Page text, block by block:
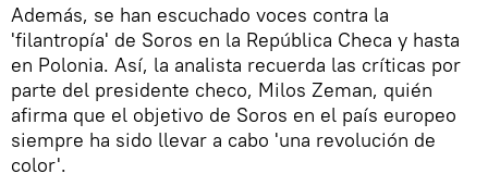
Además, se han escuchado voces contra la
'filantropía' de Soros en la República Checa y hasta
en Polonia. Así, la analista recuerda las críticas por
parte del presidente checo, Milos Zeman, quién
afirma que el objetivo de Soros en el país europeo
siempre ha sido llevar a cabo 'una revolución de
color'.